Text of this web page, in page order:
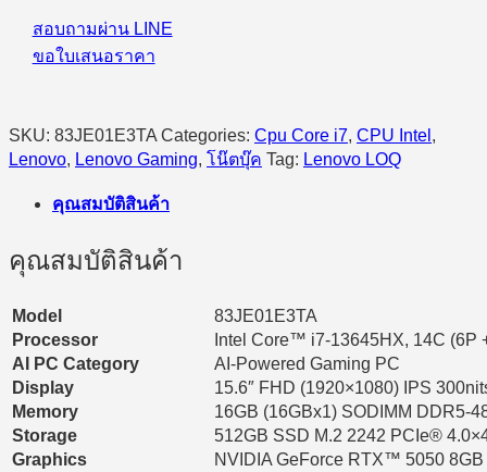
SSD/15.6″
FHD/RTX5050/Windows
11
quantity
สอบถามผ่าน LINE
ขอใบเสนอราคา
SKU: 83JE01E3TA Categories: Cpu Core i7, CPU Intel ,
Lenovo, Lenovo Gaming, โน๊ตบุ๊ค Tag: Lenovo LOQ
คุณสมบัติสินค้า
คุณสมบัติสินค้า
Model
83JE01E3TA
Processor
Intel Core™ i7-13645HX, 14C (6P
AI PC Category
AI-Powered Gaming PC
Display
15.6″ FHD (1920×1080) IPS
Memory
16GB (16GBx1) SODIMM DDR5-
Storage
512GB SSD M.2 2242 PCIe®
Graphics
NVIDIA GeForce RTX™ 5050